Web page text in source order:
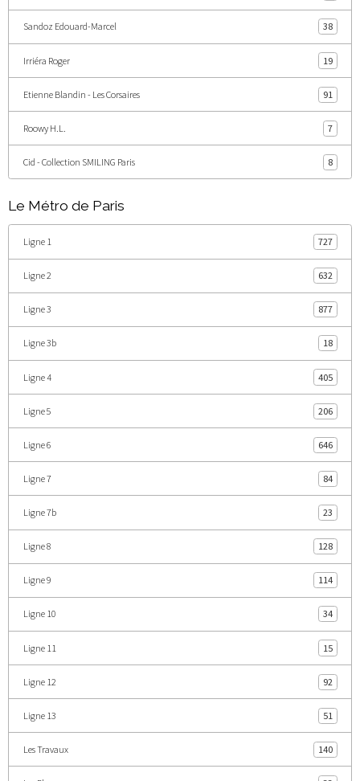
Sandoz Edouard-Marcel 38
Irriéra Roger 19
Etienne Blandin - Les Corsaires 91
Roowy H.L. 7
Cid - Collection SMILING Paris 8
Le Métro de Paris
Ligne 1 727
Ligne 2 632
Ligne 3 877
Ligne 3b 18
Ligne 4 405
Ligne 5 206
Ligne 6 646
Ligne 7 84
Ligne 7b 23
Ligne 8 128
Ligne 9 114
Ligne 10 34
Ligne 11 15
Ligne 12 92
Ligne 13 51
Les Travaux 140